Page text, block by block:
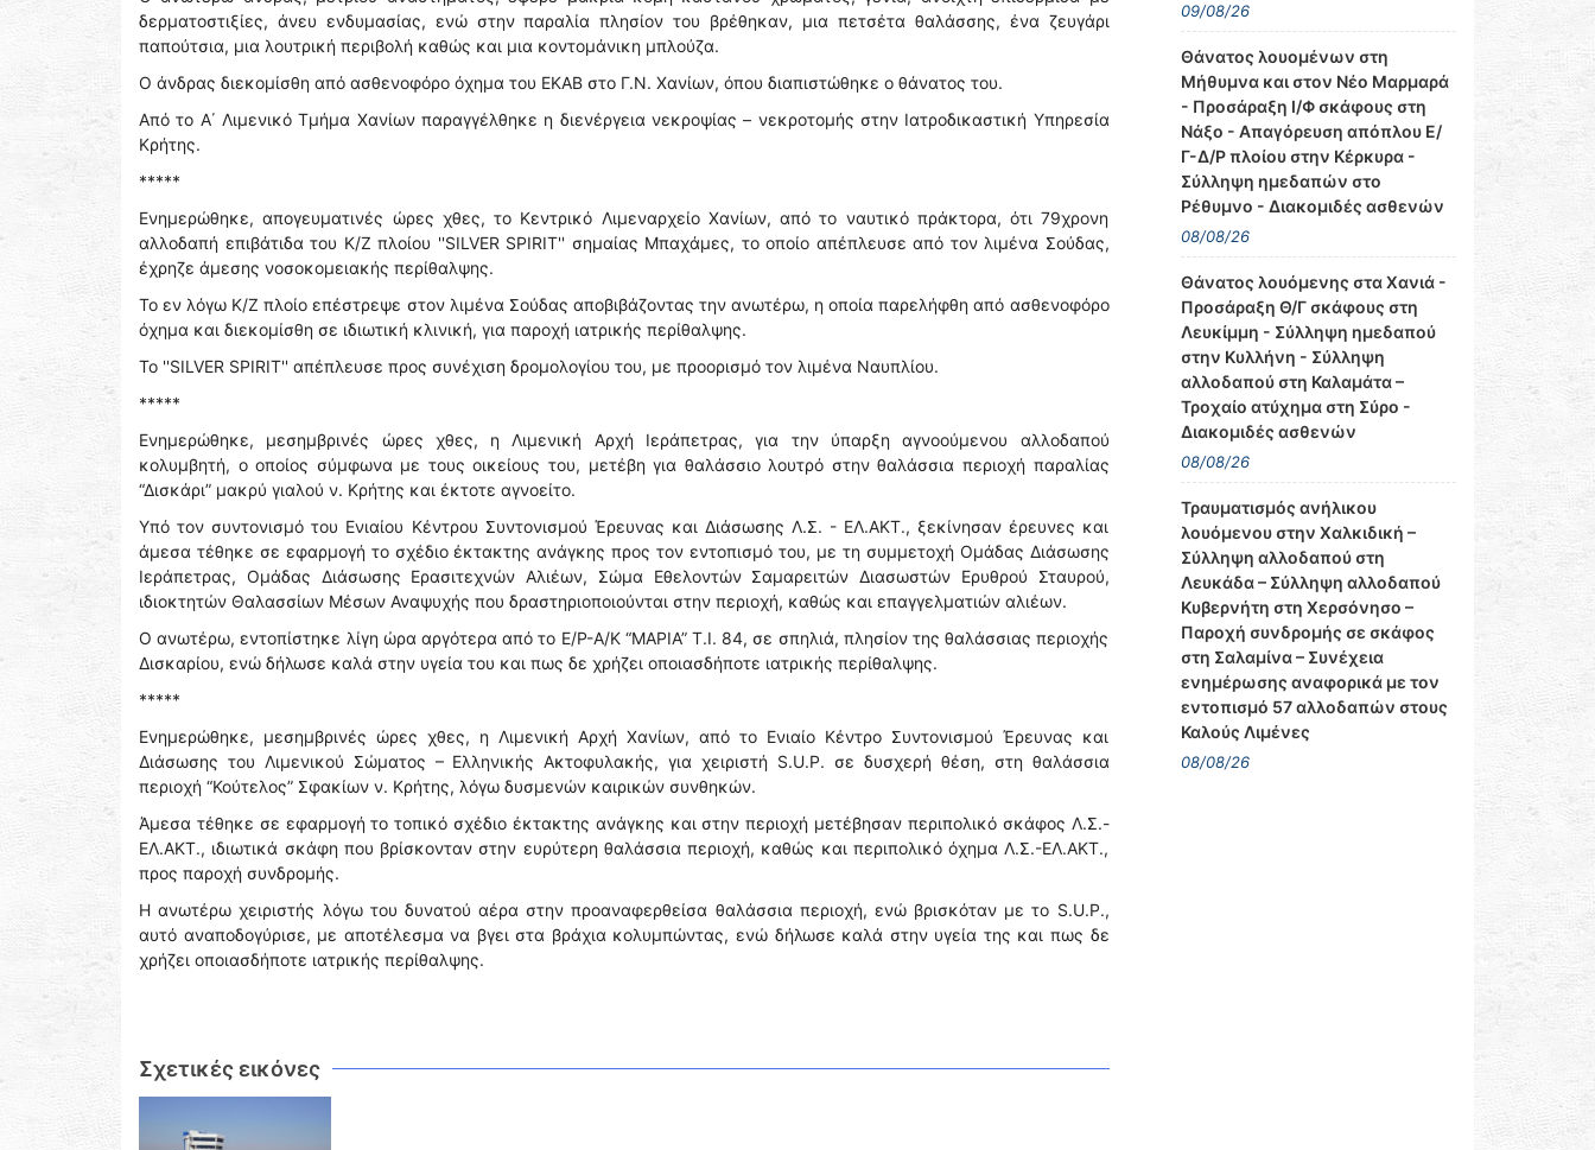
δερματοστιξίες, άνευ ενδυμασίας, ενώ στην παραλία πλησίον του βρέθηκαν, μια πετσέτα θαλάσσης, ένα ζευγάρι
παπούτσια, μια λουτρική περιβολή καθώς και μια κοντομάνικη μπλούζα.
Ο άνδρας διεκομίσθη από ασθενοφόρο όχημα του ΕΚΑΒ στο Γ.Ν. Χανίων, όπου διαπιστώθηκε ο θάνατος του.
Από το Α΄ Λιμενικό Τμήμα Χανίων παραγγέλθηκε η διενέργεια νεκροψίας – νεκροτομής στην Ιατροδικαστική Υπηρεσία
Κρήτης.
*****
Ενημερώθηκε, απογευματινές ώρες χθες, το Κεντρικό Λιμεναρχείο Χανίων, από το ναυτικό πράκτορα, ότι 79χρονη
αλλοδαπή επιβάτιδα του Κ/Ζ πλοίου ''SILVER SPIRIT'' σημαίας Μπαχάμες, το οποίο απέπλευσε από τον λιμένα Σούδας,
έχρηζε άμεσης νοσοκομειακής περίθαλψης.
Το εν λόγω Κ/Ζ πλοίο επέστρεψε στον λιμένα Σούδας αποβιβάζοντας την ανωτέρω, η οποία παρελήφθη από ασθενοφόρο
όχημα και διεκομίσθη σε ιδιωτική κλινική, για παροχή ιατρικής περίθαλψης.
Το ''SILVER SPIRIT'' απέπλευσε προς συνέχιση δρομολογίου του, με προορισμό τον λιμένα Ναυπλίου.
*****
Ενημερώθηκε, μεσημβρινές ώρες χθες, η Λιμενική Αρχή Ιεράπετρας, για την ύπαρξη αγνοούμενου αλλοδαπού
κολυμβητή, ο οποίος σύμφωνα με τους οικείους του, μετέβη για θαλάσσιο λουτρό στην θαλάσσια περιοχή παραλίας
“Δισκάρι” μακρύ γιαλού ν. Κρήτης και έκτοτε αγνοείτο.
Υπό τον συντονισμό του Ενιαίου Κέντρου Συντονισμού Έρευνας και Διάσωσης Λ.Σ. - ΕΛ.ΑΚΤ., ξεκίνησαν έρευνες και
άμεσα τέθηκε σε εφαρμογή το σχέδιο έκτακτης ανάγκης προς τον εντοπισμό του, με τη συμμετοχή Ομάδας Διάσωσης
Ιεράπετρας, Ομάδας Διάσωσης Ερασιτεχνών Αλιέων, Σώμα Εθελοντών Σαμαρειτών Διασωστών Ερυθρού Σταυρού,
ιδιοκτητών Θαλασσίων Μέσων Αναψυχής που δραστηριοποιούνται στην περιοχή, καθώς και επαγγελματιών αλιέων.
Ο ανωτέρω, εντοπίστηκε λίγη ώρα αργότερα από το Ε/Ρ-Α/Κ “ΜΑΡΙΑ” Τ.Ι. 84, σε σπηλιά, πλησίον της θαλάσσιας περιοχής
Δισκαρίου, ενώ δήλωσε καλά στην υγεία του και πως δε χρήζει οποιασδήποτε ιατρικής περίθαλψης.
*****
Ενημερώθηκε, μεσημβρινές ώρες χθες, η Λιμενική Αρχή Χανίων, από το Ενιαίο Κέντρο Συντονισμού Έρευνας και
Διάσωσης του Λιμενικού Σώματος – Ελληνικής Ακτοφυλακής, για χειριστή S.U.P. σε δυσχερή θέση, στη θαλάσσια
περιοχή “Κούτελος” Σφακίων ν. Κρήτης, λόγω δυσμενών καιρικών συνθηκών.
Άμεσα τέθηκε σε εφαρμογή το τοπικό σχέδιο έκτακτης ανάγκης και στην περιοχή μετέβησαν περιπολικό σκάφος Λ.Σ.-
ΕΛ.ΑΚΤ., ιδιωτικά σκάφη που βρίσκονταν στην ευρύτερη θαλάσσια περιοχή, καθώς και περιπολικό όχημα Λ.Σ.-ΕΛ.ΑΚΤ.,
προς παροχή συνδρομής.
Η ανωτέρω χειριστής λόγω του δυνατού αέρα στην προαναφερθείσα θαλάσσια περιοχή, ενώ βρισκόταν με το S.U.P.,
αυτό αναποδογύρισε, με αποτέλεσμα να βγει στα βράχια κολυμπώντας, ενώ δήλωσε καλά στην υγεία της και πως δε
χρήζει οποιασδήποτε ιατρικής περίθαλψης.
Σχετικές εικόνες
09/08/26
Θάνατος λουομένων στη
Μήθυμνα και στον Νέο Μαρμαρά
- Προσάραξη Ι/Φ σκάφους στη
Νάξο - Απαγόρευση απόπλου Ε/
Γ-Δ/Ρ πλοίου στην Κέρκυρα -
Σύλληψη ημεδαπών στο
Ρέθυμνο - Διακομιδές ασθενών
08/08/26
Θάνατος λουόμενης στα Χανιά -
Προσάραξη Θ/Γ σκάφους στη
Λευκίμμη - Σύλληψη ημεδαπού
στην Κυλλήνη - Σύλληψη
αλλοδαπού στη Καλαμάτα –
Τροχαίο ατύχημα στη Σύρο -
Διακομιδές ασθενών
08/08/26
Τραυματισμός ανήλικου
λουόμενου στην Χαλκιδική –
Σύλληψη αλλοδαπού στη
Λευκάδα – Σύλληψη αλλοδαπού
Κυβερνήτη στη Χερσόνησο –
Παροχή συνδρομής σε σκάφος
στη Σαλαμίνα – Συνέχεια
ενημέρωσης αναφορικά με τον
εντοπισμό 57 αλλοδαπών στους
Καλούς Λιμένες
08/08/26